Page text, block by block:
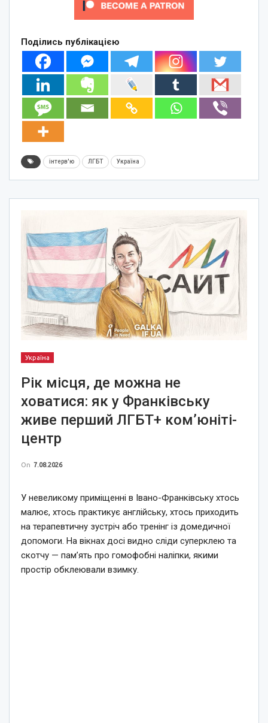
Поділись публікацією
інтерв'ю ЛГБТ Україна
Україна
Рік місця, де можна не
ховатися: як у Франківську
живе перший ЛГБТ+ ком’юніті-
центр
On 7.08.2026
У невеликому приміщенні в Івано-Франківську хтось
малює, хтось практикує англійську, хтось приходить
на терапевтичну зустріч або тренінг із домедичної
допомоги. На вікнах досі видно сліди суперклею та
скотчу — пам’ять про гомофобні наліпки, якими
простір обклеювали взимку.